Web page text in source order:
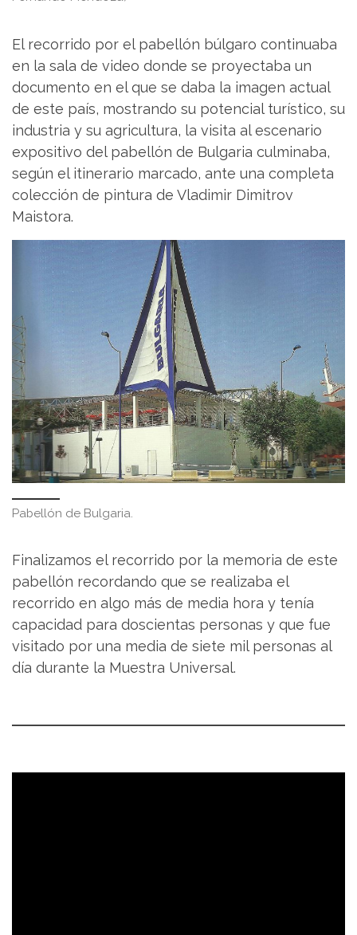
El recorrido por el pabellón búlgaro continuaba
en la sala de video donde se proyectaba un
documento en el que se daba la imagen actual
de este país, mostrando su potencial turístico, su
industria y su agricultura, la visita al escenario
expositivo del pabellón de Bulgaria culminaba,
según el itinerario marcado, ante una completa
colección de pintura de Vladimir Dimitrov
Maistora.
Pabellón de Bulgaria.
Finalizamos el recorrido por la memoria de este
pabellón recordando que se realizaba el
recorrido en algo más de media hora y tenía
capacidad para doscientas personas y que fue
visitado por una media de siete mil personas al
día durante la Muestra Universal.